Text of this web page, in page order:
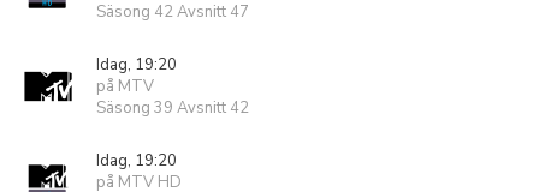
Säsong 42 Avsnitt 47
Idag, 19:20
på MTV
Säsong 39 Avsnitt 42
Idag, 19:20
på MTV HD